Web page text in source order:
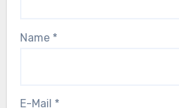
Name *
E-Mail *